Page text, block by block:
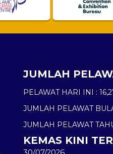
JUMLAH
PELAWAT HARI INI :
JUMLAH PELAWAT
JUMLAH PELAWAT
KEMAS KINI